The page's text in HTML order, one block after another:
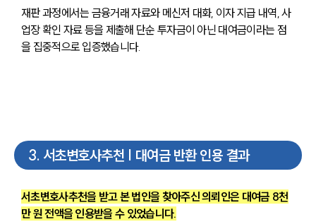
재판 과정에서는 금융거래 자료와 메신저 대화, 이자 지급 내역, 사
업장 확인 자료 등을 제출해 단순 투자금이 아닌 대여금이라는 점
을 집중적으로 입증했습니다.
3. 서초변호사추천 | 대여금 반환 인용 결과
서초변호사추천을 받고 본 법인을 찾아주신 의뢰인은 대여금 8천
만 원 전액을 인용받을 수 있었습니다.